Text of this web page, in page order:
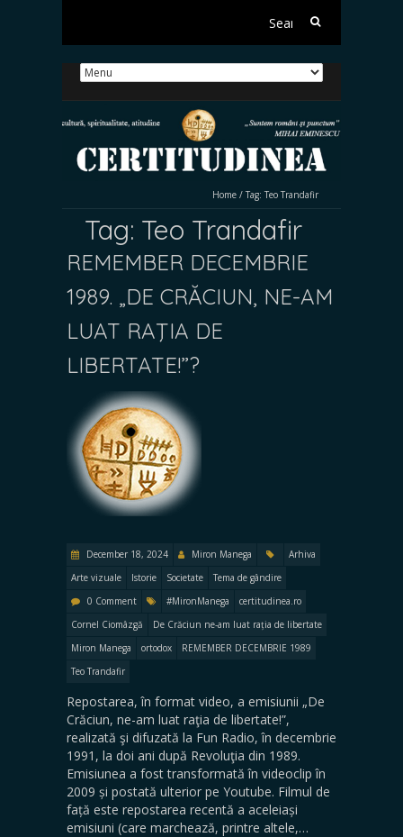
Search
Home / Tag: Teo Trandafir
Tag: Teo Trandafir
REMEMBER DECEMBRIE
1989. „DE CRĂCIUN, NE-AM
LUAT RAŢIA DE
LIBERTATE!”?
December 18, 2024 Miron Manega
Arhiva
Arte vizuale
Istorie Societate
Tema de gândire
0 Comment
#MironManega
certitudinea.ro
Cornel Ciomâzgă
De Crăciun ne-am luat rația de libertate
Miron Manega
ortodox
REMEMBER DECEMBRIE 1989
Teo Trandafir
Repostarea, în format video, a emisiunii „De
Crăciun, ne-am luat raţia de libertate!”,
realizată şi difuzată la Fun Radio, în decembrie
1991, la doi ani după Revoluţia din 1989.
Emisiunea a fost transformată în videoclip în
2009 și postată ulterior pe Youtube. Filmul de
față este repostarea recentă a aceleiași
emisiuni (care marchează, printre altele,…